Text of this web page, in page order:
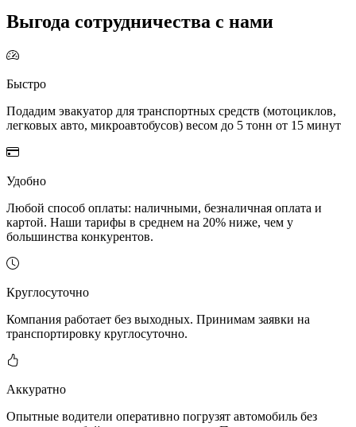
Выгода сотрудничества с нами
Быстро
Подадим эвакуатор для транспортных средств (мотоциклов,
легковых авто, микроавтобусов) весом до 5 тонн от 15 минут
Удобно
Любой способ оплаты: наличными, безналичная оплата и
картой. Наши тарифы в среднем на 20% ниже, чем у
большинства конкурентов.
Круглосуточно
Компания работает без выходных. Принимам заявки на
транспортировку круглосуточно.
Аккуратно
Опытные водители оперативно погрузят автомобиль без